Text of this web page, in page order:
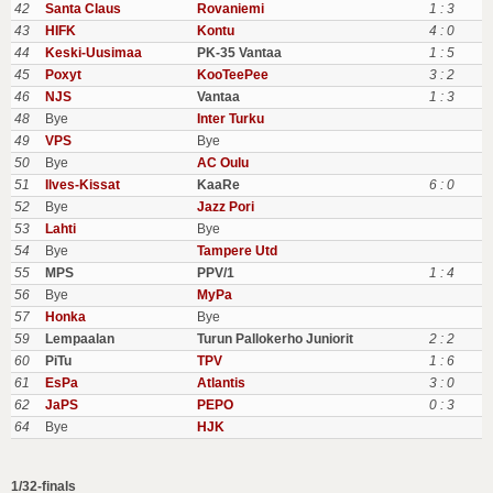
42 Santa Claus Rovaniemi
1 : 3
43
HIFK Kontu
4 : 0
44
Keski-Uusimaa PK-35 Vantaa
1 : 5
45
Poxyt KooTeePee
3 : 2
46
NJS Vantaa
1 : 3
48
Bye
Inter Turku
49
VPS
Bye
50
Bye
AC Oulu
51
Ilves-Kissat KaaRe
6 : 0
52
Bye
Jazz Pori
53
Lahti
Bye
54
Bye
Tampere Utd
55
MPS PPV/1
1 : 4
56
Bye
MyPa
57
Honka
Bye
59
Lempaalan Turun Pallokerho Juniorit
2 : 2
60
PiTu TPV
1 : 6
61
EsPa Atlantis
3 : 0
62
JaPS PEPO
0 : 3
64
Bye HJK
1/32-finals